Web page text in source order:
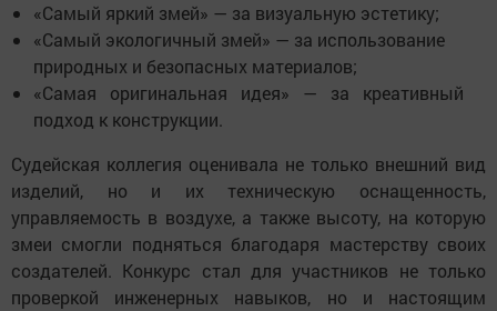
«Самый яркий змей» — за визуальную эстетику;
«Самый экологичный змей» — за использование
природных и безопасных материалов;
«Самая оригинальная идея» — за креативный
подход к конструкции.
Судейская коллегия оценивала не только внешний вид
изделий, но и их техническую оснащенность,
управляемость в воздухе, а также высоту, на которую
змеи смогли подняться благодаря мастерству своих
создателей. Конкурс стал для участников не только
проверкой инженерных навыков, но и настоящим